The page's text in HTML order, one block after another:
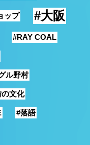
ップ #大阪
#RAY COAL
ル野村
の文化
#落語